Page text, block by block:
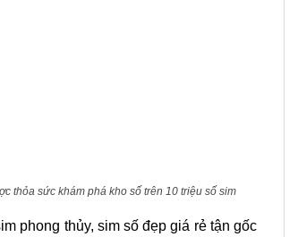
thỏa sức khám phá kho số trên 10 triệu số sim
phong thủy, sim số đẹp giá rẻ tận gốc